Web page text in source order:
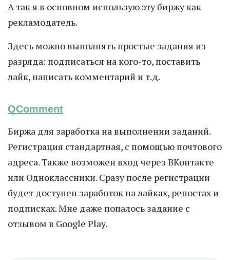
А так я в основном использую эту биржу как
рекламодатель.
Здесь можно выполнять простые задания из
разряда: подписаться на кого-то, поставить
лайк, написать комментарий и т.д.
QComment
Биржа для заработка на выполнении заданий.
Регистрация стандартная, с помощью почтового
адреса. Также возможен вход через ВКонтакте
или Одноклассники. Сразу после регистрации
будет доступен заработок на лайках, репостах и
подписках. Мне даже попалось задание с
отзывом в Google Play.